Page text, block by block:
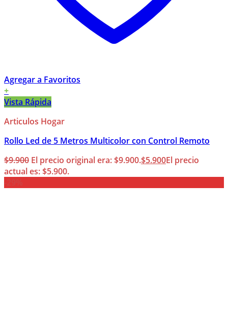
Agregar a Favoritos
+
Vista Rápida
Articulos Hogar
Rollo Led de 5 Metros Multicolor con Control Remoto
$9.900 El precio original era: $9.900.$5.900El precio
actual es: $5.900.